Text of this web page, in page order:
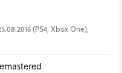
(PS4, Xbox One),